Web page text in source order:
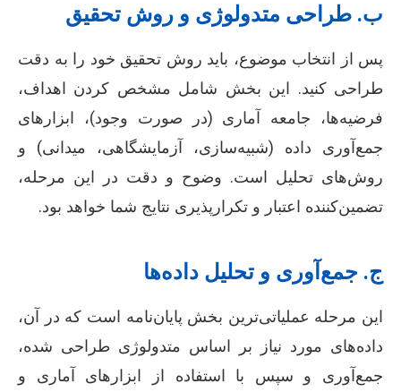
ب. طراحی متدولوژی و روش تحقیق
پس از انتخاب موضوع، باید روش تحقیق خود را به دقت
طراحی کنید. این بخش شامل مشخص کردن اهداف،
فرضیه‌ها، جامعه آماری (در صورت وجود)، ابزارهای
جمع‌آوری داده (شبیه‌سازی، آزمایشگاهی، میدانی) و
روش‌های تحلیل است. وضوح و دقت در این مرحله،
تضمین‌کننده اعتبار و تکرارپذیری نتایج شما خواهد بود.
ج. جمع‌آوری و تحلیل داده‌ها
این مرحله عملیاتی‌ترین بخش پایان‌نامه است که در آن،
داده‌های مورد نیاز بر اساس متدولوژی طراحی شده،
جمع‌آوری و سپس با استفاده از ابزارهای آماری و